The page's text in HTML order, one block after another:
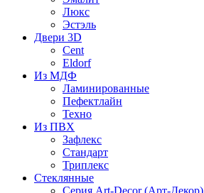
Люкс
Эстэль
Двери 3D
Cent
Eldorf
Из МДФ
Ламинированные
Пефектлайн
Техно
Из ПВХ
Зафлекс
Стандарт
Триплекс
Стеклянные
Серия Art-Decor (Арт-Декор)